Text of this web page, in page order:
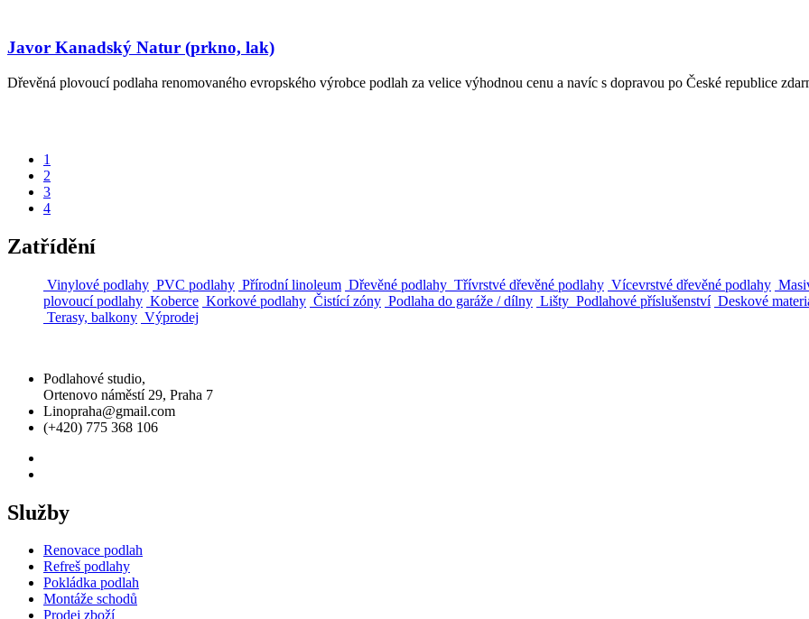
Javor Kanadský Natur (prkno, lak)
Dřevěná plovoucí podlaha renomovaného evropského výrobce podlah za velice výhodnou cenu a navíc s dopravou po České republice
1
2
3
4
Zatřídění
Vinylové podlahy PVC podlahy Přírodní linoleum Dřevěné podlahy Třívrstvé dřevěné podlahy Vícevrstvé dřevěné podlahy
plovoucí podlahy Koberce Korkové podlahy Čistící zóny Podlaha do garáže / dílny Lišty Podlahové příslušenství Deskové
Terasy, balkony Výprodej
Podlahové studio,
Ortenovo náměstí 29, Praha 7
Linopraha@gmail.com
(+420) 775 368 106
Služby
Renovace podlah
Refreš podlahy
Pokládka podlah
Montáže schodů
Prodej zboží